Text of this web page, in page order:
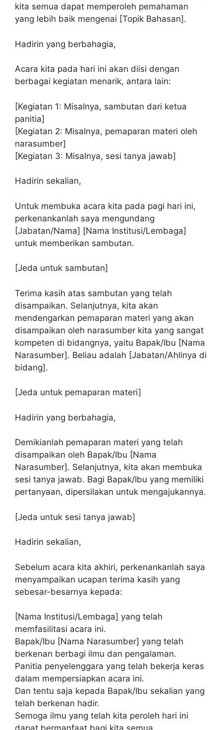
kita semua dapat memperoleh pemahaman
yang lebih baik mengenai [Topik Bahasan].
Hadirin yang berbahagia,
Acara kita pada hari ini akan diisi dengan
berbagai kegiatan menarik, antara lain:
[Kegiatan 1: Misalnya, sambutan dari ketua
panitia]
[Kegiatan 2: Misalnya, pemaparan materi oleh
narasumber]
[Kegiatan 3: Misalnya, sesi tanya jawab]
Hadirin sekalian,
Untuk membuka acara kita pada pagi hari ini,
perkenankanlah saya mengundang
[Jabatan/Nama] [Nama Institusi/Lembaga]
untuk memberikan sambutan.
[Jeda untuk sambutan]
Terima kasih atas sambutan yang telah
disampaikan. Selanjutnya, kita akan
mendengarkan pemaparan materi yang akan
disampaikan oleh narasumber kita yang sangat
kompeten di bidangnya, yaitu Bapak/Ibu [Nama
Narasumber]. Beliau adalah [Jabatan/Ahlinya di
bidang].
[Jeda untuk pemaparan materi]
Hadirin yang berbahagia,
Demikianlah pemaparan materi yang telah
disampaikan oleh Bapak/Ibu [Nama
Narasumber]. Selanjutnya, kita akan membuka
sesi tanya jawab. Bagi Bapak/Ibu yang memiliki
pertanyaan, dipersilakan untuk mengajukannya.
[Jeda untuk sesi tanya jawab]
Hadirin sekalian,
Sebelum acara kita akhiri, perkenankanlah saya
menyampaikan ucapan terima kasih yang
sebesar-besarnya kepada:
[Nama Institusi/Lembaga] yang telah
memfasilitasi acara ini.
Bapak/Ibu [Nama Narasumber] yang telah
berkenan berbagi ilmu dan pengalaman.
Panitia penyelenggara yang telah bekerja keras
dalam mempersiapkan acara ini.
Dan tentu saja kepada Bapak/Ibu sekalian yang
telah berkenan hadir.
Semoga ilmu yang telah kita peroleh hari ini